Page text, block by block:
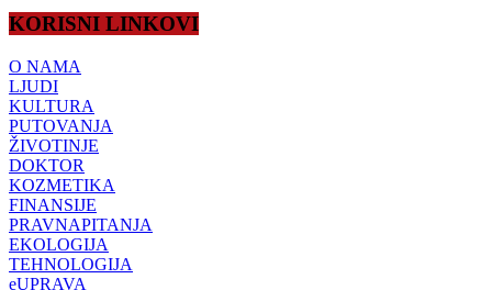
KORISNI LINKOVI
O NAMA
LJUDI
KULTURA
PUTOVANJA
ŽIVOTINJE
DOKTOR
KOZMETIKA
FINANSIJE
PRAVNAPITANJA
EKOLOGIJA
TEHNOLOGIJA
eUPRAVA